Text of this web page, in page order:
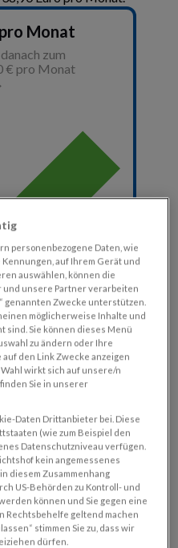
personenbezogene Daten, wie
auf Ihrem Gerät und
auswählen, können die
und unsere Partner verarbeiten
genannten Zwecke unterstützen.
möglicherweise Inhalte und
sind. Sie können dieses Menü
zu ändern oder Ihre
den Link Zwecke anzeigen
wirkt sich auf unsere/n
Sie in unserer
Daten Drittanbieter bei. Diese
(wie zum Beispiel den
Datenschutzniveau verfügen.
kein angemessenes
diesem Zusammenhang
US-Behörden zu Kontroll- und
können und Sie gegen eine
Rechtsbehelfe geltend machen
stimmen Sie zu, dass wir
dürfen.